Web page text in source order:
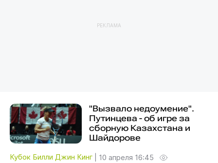
РЕКЛАМА
"Вызвало недоумение".
Путинцева - об игре за
сборную Казахстана и
Шайдорове
Кубок Билли Джин Кинг 10 апреля 16:45